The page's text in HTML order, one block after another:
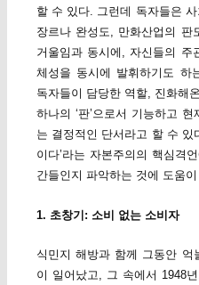
할 수 있다. 그런데 독자들은
장르나 완성도, 만화산업의 판
거울임과 동시에, 자신들의 주
체성을 동시에 발휘하기도 하
독자들이 담당한 역할, 진화해
하나의 ‘판’으로서 기능하고
는 결정적인 단서라고 할 수 있
이다’라는 자본주의의 핵심격
간들인지 파악하는 것에 도움
1. 초창기: 소비 없는 소비자
식민지 해방과 함께 그동안 억
이 일어났고, 그 속에서 1948